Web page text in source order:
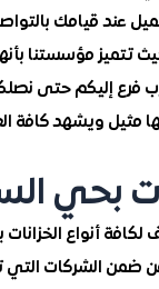
عند قيامك
تتميز مؤسستنا
فرع إليكم حتى
مثيل ويشهد كافة
أنواع الخزانات
من ضمن الشركات